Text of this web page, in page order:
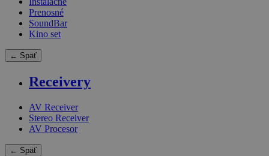
Prenosné
SoundBar
Kino set
← Späť
Receivery
AV Receiver
Stereo Receiver
AV Procesor
← Späť